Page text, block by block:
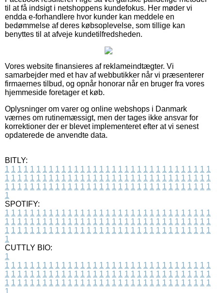
til at få indsigt i netshoppens kundefokus. Her møder vi
endda e-forhandlere hvor kunder kan meddele en
bedømmelse af deres købsoplevelse, som tillige kan
benyttes til at afveje kundetilfredsheden.
Vores website finansieres af reklameindtægter. Vi
samarbejder med et hav af webbutikker når vi præsenterer
firmaernes tilbud, og opnår honorar når en bruger fra vores
hjemmeside foretager et køb.
Oplysninger om varer og online webshops i Danmark
værnes om rutinemæssigt, men der tages ikke ansvar for
korrektioner der er blevet implementeret efter at vi senest
opdaterede de anvendte data.
BITLY:
1 1 1 1 1 1 1 1 1 1 1 1 1 1 1 1 1 1 1 1 1 1 1 1 1 1 1 1 1 1 1 1 1
1 1 1 1 1 1 1 1 1 1 1 1 1 1 1 1 1 1 1 1 1 1 1 1 1 1 1 1 1 1 1 1 1
1 1 1 1 1 1 1 1 1 1 1 1 1 1 1 1 1 1 1 1 1 1 1 1 1 1 1 1 1 1 1 1 1
1
SPOTIFY:
1 1 1 1 1 1 1 1 1 1 1 1 1 1 1 1 1 1 1 1 1 1 1 1 1 1 1 1 1 1 1 1 1
1 1 1 1 1 1 1 1 1 1 1 1 1 1 1 1 1 1 1 1 1 1 1 1 1 1 1 1 1 1 1 1 1
1 1 1 1 1 1 1 1 1 1 1 1 1 1 1 1 1 1 1 1 1 1 1 1 1 1 1 1 1 1 1 1 1
1
CUTTLY BIO:
1
1 1 1 1 1 1 1 1 1 1 1 1 1 1 1 1 1 1 1 1 1 1 1 1 1 1 1 1 1 1 1 1 1
1 1 1 1 1 1 1 1 1 1 1 1 1 1 1 1 1 1 1 1 1 1 1 1 1 1 1 1 1 1 1 1 1
1 1 1 1 1 1 1 1 1 1 1 1 1 1 1 1 1 1 1 1 1 1 1 1 1 1 1 1 1 1 1 1 1
1